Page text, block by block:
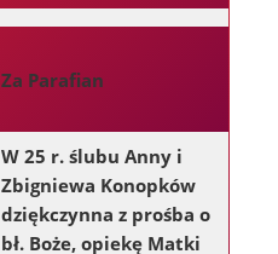
Za Parafian
W 25 r. ślubu Anny i
Zbigniewa Konopków
dziękczynna z prośba o
bł. Boże, opiekę Matki